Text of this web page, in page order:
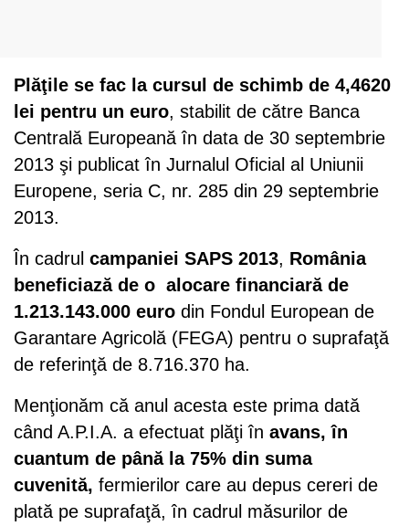
Plăţile se fac la cursul de schimb de 4,4620
lei pentru un euro, stabilit de către Banca
Centrală Europeană în data de 30 septembrie
2013 şi publicat în Jurnalul Oficial al Uniunii
Europene, seria C, nr. 285 din 29 septembrie
2013.
În cadrul campaniei SAPS 2013, România
beneficiază de o alocare financiară de
1.213.143.000 euro din Fondul European de
Garantare Agricolă (FEGA) pentru o suprafaţă
de referinţă de 8.716.370 ha.
Menţionăm că anul acesta este prima dată
când A.P.I.A. a efectuat plăţi în avans, în
cuantum de până la 75% din suma
cuvenită, fermierilor care au depus cereri de
plată pe suprafaţă, în cadrul măsurilor de